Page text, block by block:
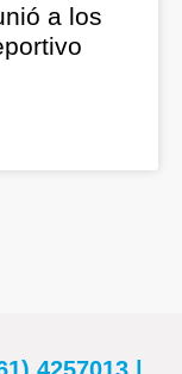
a los